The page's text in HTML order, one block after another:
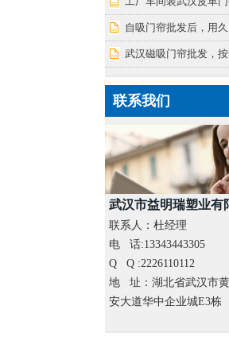
自吸门帘批发后，用
武汉磁吸门帘批发，
联系我们
武汉市益明瑞塑业有
联系人：杜经理
电 话:13343443305
Q Q :2226110112
地 址：湖北省武汉市
安大道华中企业城E3栋